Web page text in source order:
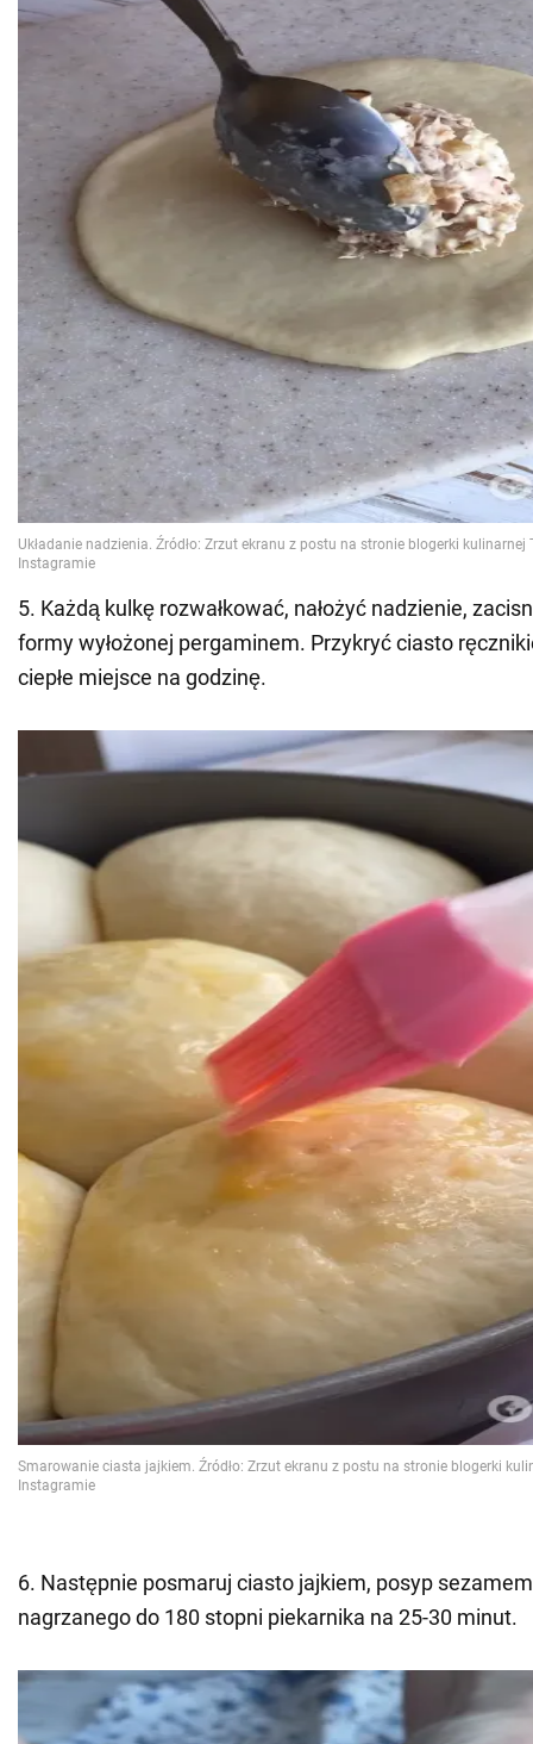
5. Każdą kulkę rozwałkować, nałożyć nadzienie,
formy wyłożonej pergaminem. Przykryć ciasto
ciepłe miejsce na godzinę.
6. Następnie posmaruj ciasto jajkiem, posyp
nagrzanego do 180 stopni piekarnika na 25-30 minut.